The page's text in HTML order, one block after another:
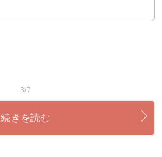
3/7
続きを読む